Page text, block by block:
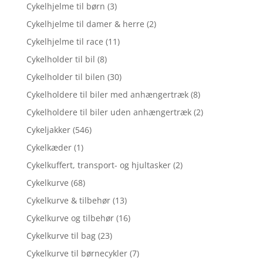
Cykelhjelme til børn (3)
Cykelhjelme til damer & herre (2)
Cykelhjelme til race (11)
Cykelholder til bil (8)
Cykelholder til bilen (30)
Cykelholdere til biler med anhængertræk (8)
Cykelholdere til biler uden anhængertræk (2)
Cykeljakker (546)
Cykelkæder (1)
Cykelkuffert, transport- og hjultasker (2)
Cykelkurve (68)
Cykelkurve & tilbehør (13)
Cykelkurve og tilbehør (16)
Cykelkurve til bag (23)
Cykelkurve til børnecykler (7)